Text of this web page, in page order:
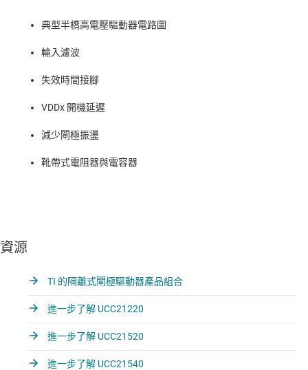
典型半橋高電壓驅動器電路圖
輸入濾波
失效時間接腳
VDDx 開機延遲
減少閘極振盪
靴帶式電阻器與電容器
資源
TI 的隔離式閘極驅動器產品組合
進一步了解 UCC21220
進一步了解 UCC21520
進一步了解 UCC21540